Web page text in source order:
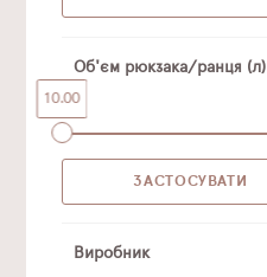
Об'єм рюкзака/ранця (л)
10.00
Виробник